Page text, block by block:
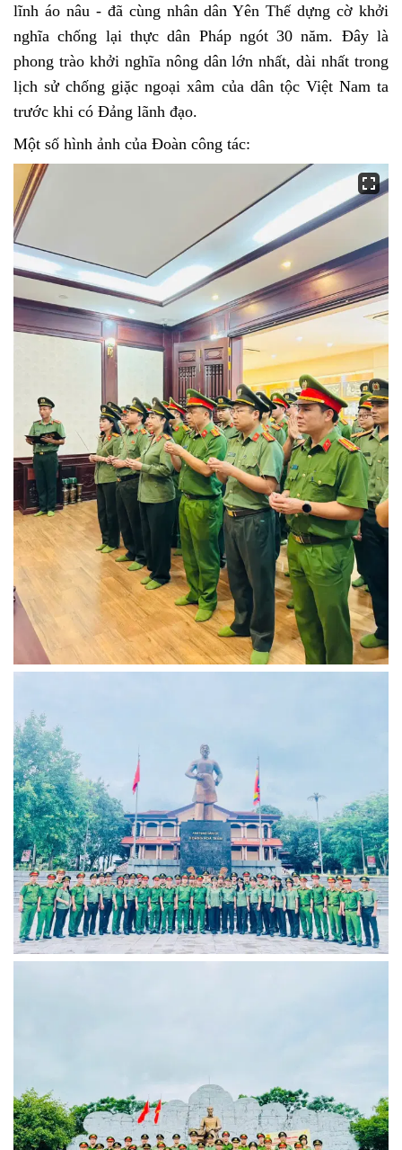
lĩnh áo nâu - đã cùng nhân dân Yên Thế dựng cờ khởi
nghĩa chống lại thực dân Pháp ngót 30 năm. Đây là
phong trào khởi nghĩa nông dân lớn nhất, dài nhất trong
lịch sử chống giặc ngoại xâm của dân tộc Việt Nam ta
trước khi có Đảng lãnh đạo.
Một số hình ảnh của Đoàn công tác: